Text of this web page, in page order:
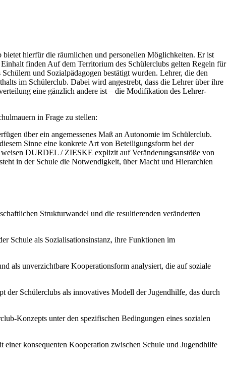
hierfür die räumlichen und personellen Möglichkeiten. Er ist
finden Auf dem Territorium des Schülerclubs gelten Regeln für
und Sozialpädagogen bestätigt wurden. Lehrer, die den
im Schülerclub. Dabei wird angestrebt, dass die Lehrer über ihre
eine gänzlich andere ist – die Modifikation des Lehrer-
in Frage zu stellen:
über ein angemessenes Maß an Autonomie im Schülerclub.
Sinne eine konkrete Art von Beteiligungsform bei der
DURDEL / ZIESKE explizit auf Veränderungsanstöße von
in der Schule die Notwendigkeit, über Macht und Hierarchien
Strukturwandel und die resultierenden veränderten
Schule als Sozialisationsinstanz, ihre Funktionen im
als unverzichtbare Kooperationsform analysiert, die auf soziale
der Schülerclubs als innovatives Modell der Jugendhilfe, das durch
Konzepts unter den spezifischen Bedingungen eines sozialen
einer konsequenten Kooperation zwischen Schule und Jugendhilfe